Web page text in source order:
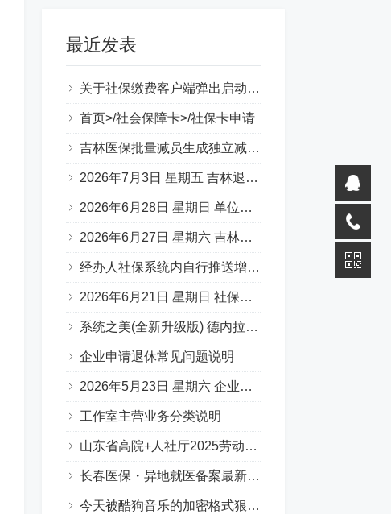
最近发表
关于社保缴费客户端弹出启动错误提示（0xc000007b）
首页>/社会保障卡>/社保卡申请
吉林医保批量减员生成独立减员表图片
2026年7月3日 星期五 吉林退休一件事 材料说明 （转载）
2026年6月28日 星期日 单位缴费基数申报承诺书
2026年6月27日 星期六 吉林省50岁退休，啥条件？
经办人社保系统内自行推送增减员步骤
2026年6月21日 星期日 社保补缴 官方口述：
系统之美(全新升级版) 德内拉梅多斯
企业申请退休常见问题说明
2026年5月23日 星期六 企业职工基本养老保险专场问答汇总
工作室主营业务分类说明
山东省高院+人社厅2025劳动人事争议十大典型案例
长春医保・异地就医备案最新要点
今天被酷狗音乐的加密格式狠狠上了一课…